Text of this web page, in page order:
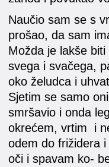
Naučio sam se s
prošao, da sam
Možda je lakše
svega i svačega,
oko želudca i
Sjetim se samo
smršavio i onda
okrećem, vrtim i
odem do frižidera
oči i spavam ko-